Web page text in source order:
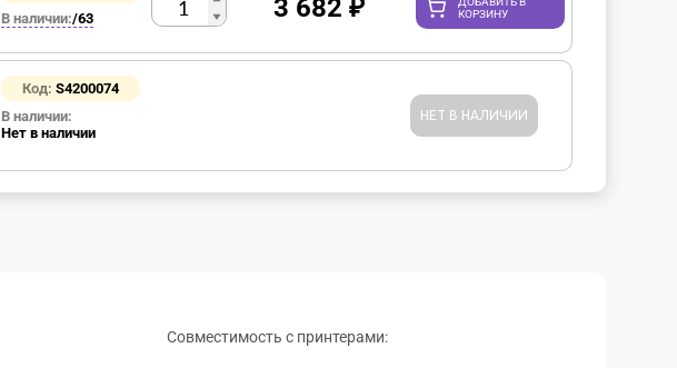
В наличии:/63 3 682₽
КОРЗИНУ
Код: S4200074
В наличии:
Нет в наличии
НЕТ В НАЛИЧИИ
Совместимость с принтерами: